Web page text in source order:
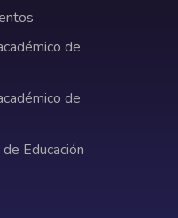
de
de
Educación